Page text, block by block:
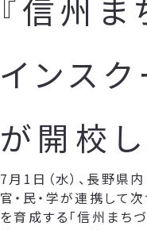
『信州ま
インス
が開校し
7月1日（水）、長野県
官・民・学が連携して
を育成する「信州まち